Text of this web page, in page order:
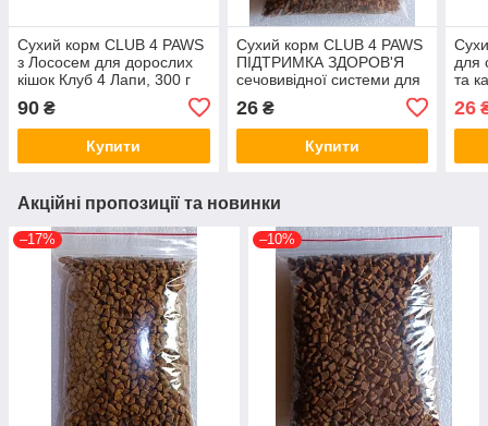
Сухий корм CLUB 4 PAWS
з Лососем для дорослих
кішок Клуб 4 Лапи, 300 г
90 ₴
Купити
Сухий корм CLUB 4 PAWS
ПІДТРИМКА ЗДОРОВ'Я
сечовивідної системи для
Лапи на вагу, 100 г
26₴
Купити
для
та
26
Акційні пропозиції та новинки
–17% –10%